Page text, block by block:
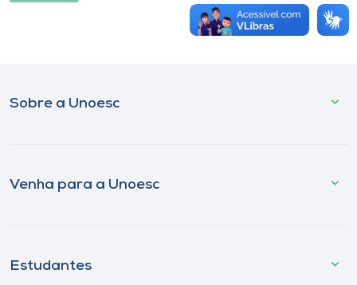
Sobre a Unoesc
Venha para a Unoesc
Estudantes